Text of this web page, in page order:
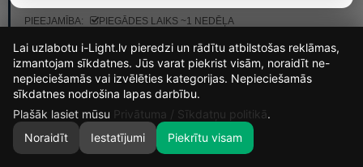
0
PIEEJAMĪBA:
PIEGĀDES LAIKS ~1 NEDĒĻA
GAISMAS TONIS
14
DIENAS
13
STUNDAS
55
MIN.
7
Lai uzlabotu i-Light.lv pieredzi un rādītu atbilstošas reklāmas,
izmantojam sīkdatnes. Jūs varat piekrist visām, noraidīt ne-
nepieciešamās vai izvēlēties kategorijas. Nepieciešamās
sīkdatnes nodrošina lapas darbību.
Plašāk lasiet mūsu Privātuma / Sīkdatņu politikā.
Noraidīt
Iestatījumi Piekrītu visam